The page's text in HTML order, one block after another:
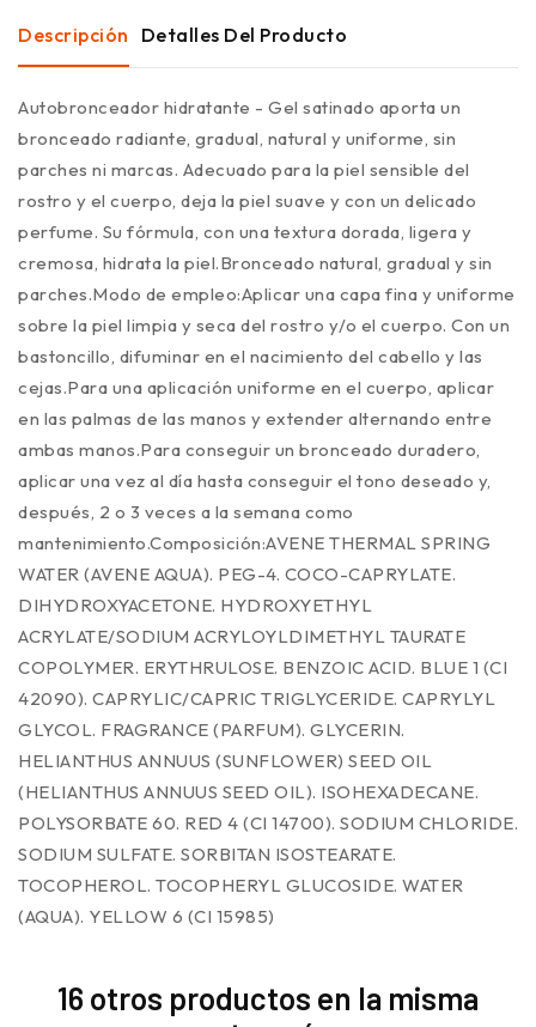
Descripción Detalles Del Producto
Autobronceador hidratante - Gel satinado aporta un
bronceado radiante, gradual, natural y uniforme, sin
parches ni marcas. Adecuado para la piel sensible del
rostro y el cuerpo, deja la piel suave y con un delicado
perfume. Su fórmula, con una textura dorada, ligera y
cremosa, hidrata la piel.Bronceado natural, gradual y sin
parches.Modo de empleo:Aplicar una capa fina y uniforme
sobre la piel limpia y seca del rostro y/o el cuerpo. Con un
bastoncillo, difuminar en el nacimiento del cabello y las
cejas.Para una aplicación uniforme en el cuerpo, aplicar
en las palmas de las manos y extender alternando entre
ambas manos.Para conseguir un bronceado duradero,
aplicar una vez al día hasta conseguir el tono deseado y,
después, 2 o 3 veces a la semana como
mantenimiento.Composición:AVENE THERMAL SPRING
WATER (AVENE AQUA). PEG-4. COCO-CAPRYLATE.
DIHYDROXYACETONE. HYDROXYETHYL
ACRYLATE/SODIUM ACRYLOYLDIMETHYL TAURATE
COPOLYMER. ERYTHRULOSE. BENZOIC ACID. BLUE 1 (CI
42090). CAPRYLIC/CAPRIC TRIGLYCERIDE. CAPRYLYL
GLYCOL. FRAGRANCE (PARFUM). GLYCERIN.
HELIANTHUS ANNUUS (SUNFLOWER) SEED OIL
(HELIANTHUS ANNUUS SEED OIL). ISOHEXADECANE.
POLYSORBATE 60. RED 4 (CI 14700). SODIUM CHLORIDE.
SODIUM SULFATE. SORBITAN ISOSTEARATE.
TOCOPHEROL. TOCOPHERYL GLUCOSIDE. WATER
(AQUA). YELLOW 6 (CI 15985)
16 otros productos en la misma